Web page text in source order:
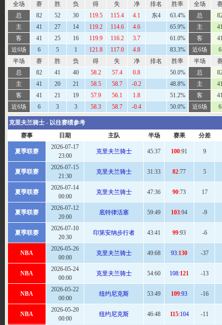
全场
赛 胜 负 得 失 净 排名
胜率
总
82 52 30 119.5 115.4 4.1 东4
63.4%
主
41 27 14 119.2 114.6 4.6
65.9%
客
41 25 16 119.9 116.2 3.7
61.0%
近6场
6 5 1 121.8 117.0 4.8
83.3%
半场
赛 胜 负 得 失 净 排名
胜率
总
82 41 40 58.2 57.4 0.8
50.0%
主
41 20 21 58.5 58.7 -0.2
48.8%
客
41 21 19 57.9 56.1 1.8
51.2%
近6场
6 3 3 58.3 58.7 -0.4 50.0%
全场
总
主
客
近6场
6
半场
总
主
客
近6场
6
克里夫兰骑士 - 以往赛绩参考
赛事
日期 主队 半场 赛果 分差
夏季联赛
2026-07-17
23:00
克里夫兰骑士 45:37 100:91 9
夏季联赛
2026-07-15
21:30
克里夫兰骑士 31:33 82:77 5
夏季联赛
2026-07-14
00:00
克里夫兰骑士 47:36 90:73 17
夏季联赛
2026-07-12
20:00
底特律活塞 59:49 103:94 -9
夏季联赛
2026-07-10
20:30
印第安纳步行者 43:41 99:93 -6
NBA
2026-05-26
00:00
克里夫兰骑士 49:68 93:130 -37
NBA
2026-05-24
00:00
克里夫兰骑士 54:60 108:121 -13
NBA
2026-05-22
00:00
纽约尼克斯 53:49 109:93 -16
NBA
2026-05-20
00:00
纽约尼克斯 46:48 115:104 -11